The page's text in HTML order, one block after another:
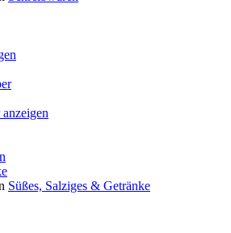
Süßes, Salziges & Getränke